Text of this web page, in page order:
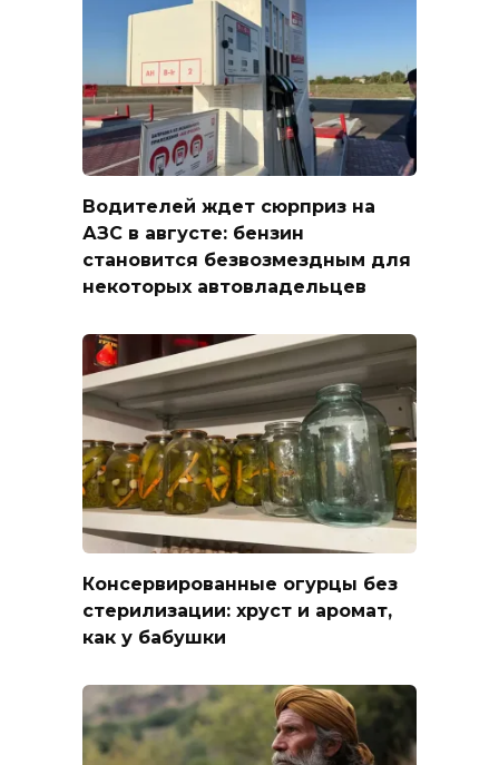
Водителей ждет сюрприз на
АЗС в августе: бензин
становится безвозмездным для
некоторых автовладельцев
Консервированные огурцы без
стерилизации: хруст и аромат,
как у бабушки